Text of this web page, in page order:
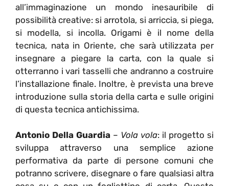
all’immaginazione un mondo inesauribile di
possibilità creative: si arrotola, si arriccia, si piega,
si modella, si incolla. Origami è il nome della
tecnica, nata in Oriente, che sarà utilizzata per
insegnare a piegare la carta, con la quale si
otterranno i vari tasselli che andranno a costruire
l’installazione finale. Inoltre, è prevista una breve
introduzione sulla storia della carta e sulle origini
di questa tecnica antichissima.
Antonio Della Guardia – Vola vola: il progetto si
sviluppa attraverso una semplice azione
performativa da parte di persone comuni che
potranno scrivere, disegnare o fare qualsiasi altra